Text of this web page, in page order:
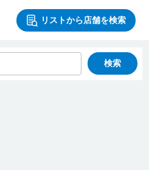
リストから店舗を検索
検索